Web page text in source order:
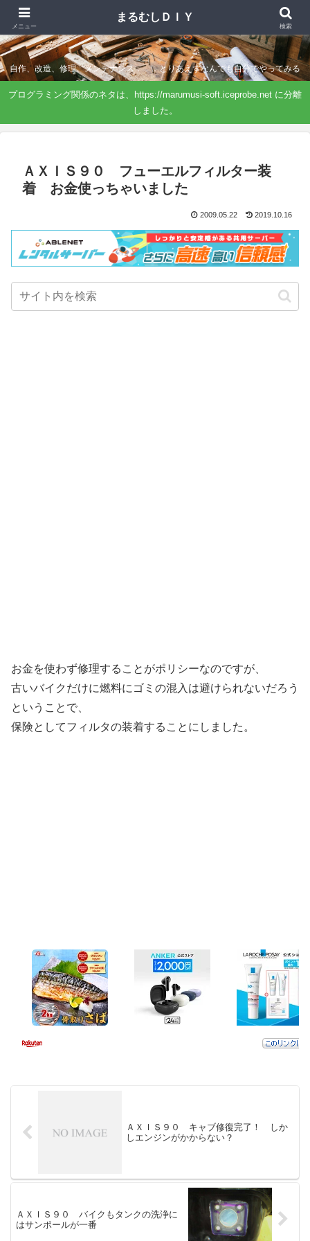
まるむしＤＩＹ
自作、改造、修理、メンテナンス．．．とりあえずなんでも自分でやってみる
プログラミング関係のネタは、https://marumusi-soft.iceprobe.net に分離
しました。
ＡＸＩＳ９０ フューエルフィルター装
着 お金使っちゃいました
2009.05.22 2019.10.16
お金を使わず修理することがポリシーなのですが、
古いバイクだけに燃料にゴミの混入は避けられないだろう
ということで、
保険としてフィルタの装着することにしました。
ＡＸＩＳ９０ キャブ修復完了！ しか
しエンジンがかからない？
ＡＸＩＳ９０ バイクもタンクの洗浄に
はサンポールが一番
メニュー
まるむしＤＩＹ
検索